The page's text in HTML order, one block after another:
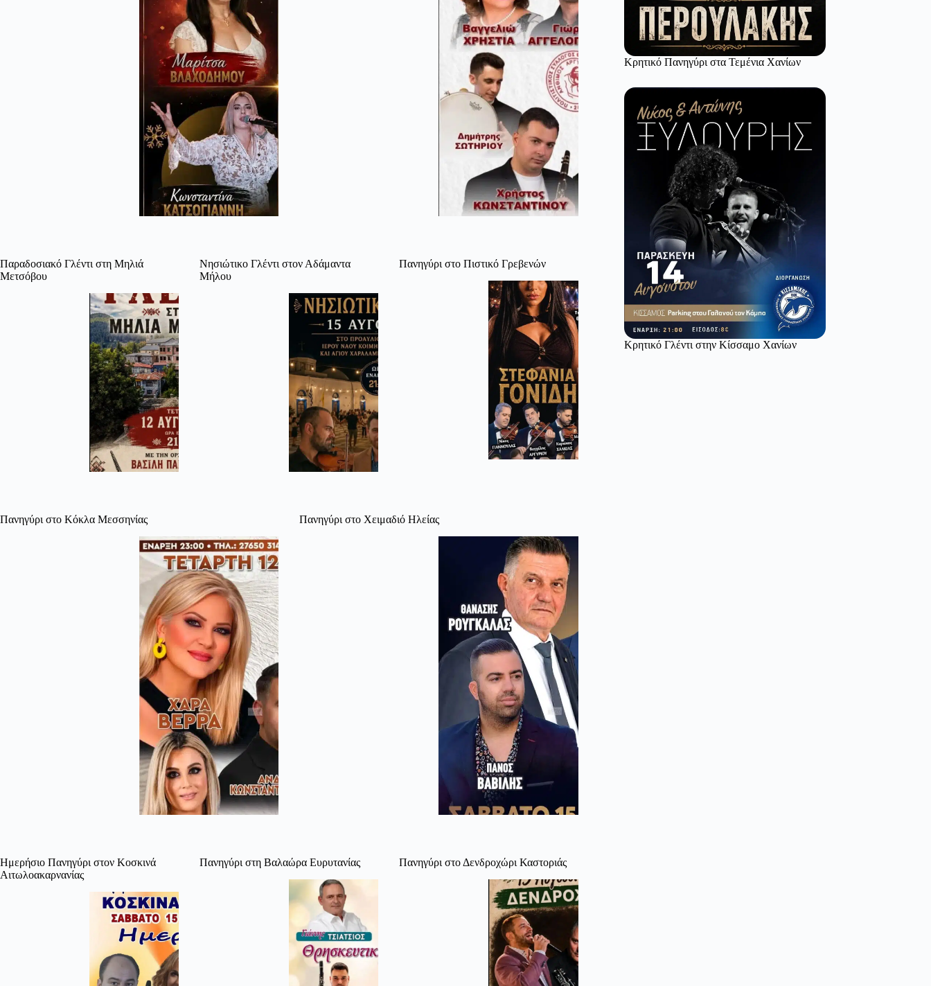
Παραδοσιακό Γλέντι στη Μηλιά
Μετσόβου
Νησιώτικο Γλέντι στον Αδάμαντα
Μήλου
Πανηγύρι στο Πιστικό Γρεβενών
Πανηγύρι στο Κόκλα Μεσσηνίας Πανηγύρι στο Χειμαδιό Ηλείας
Ημερήσιο Πανηγύρι στον Κοσκινά
Αιτωλοακαρνανίας
Πανηγύρι στη Βαλαώρα Ευρυτανίας Πανηγύρι στο Δενδροχώρι Καστοριάς
Κρητικό Πανηγύρι στα Τεμένια Χανίων
Κρητικό Γλέντι στην Κίσσαμο Χανίων